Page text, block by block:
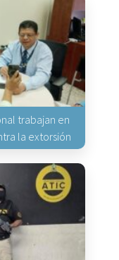
trabajan en
la extorsión